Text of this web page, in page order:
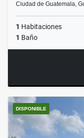
Ciudad de Guatemala,
1 Habitaciones
1 Baño
DISPONIBLE